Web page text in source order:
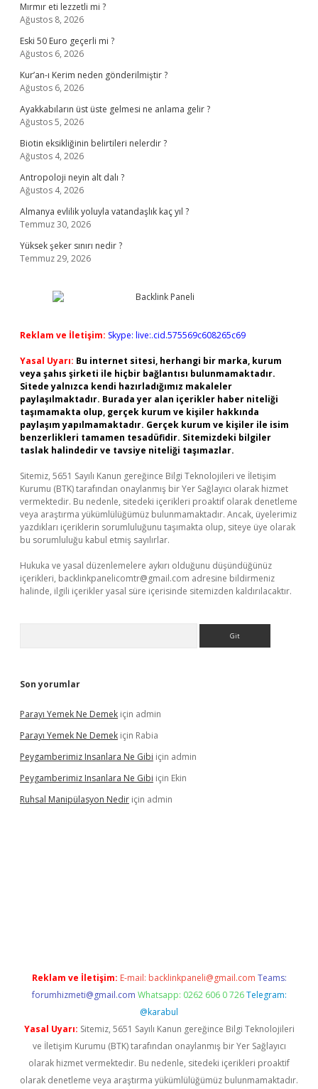
Mırmır eti lezzetli mi ?
Ağustos 8, 2026
Eski 50 Euro geçerli mi ?
Ağustos 6, 2026
Kur’an-ı Kerim neden gönderilmiştir ?
Ağustos 6, 2026
Ayakkabıların üst üste gelmesi ne anlama gelir ?
Ağustos 5, 2026
Biotin eksikliğinin belirtileri nelerdir ?
Ağustos 4, 2026
Antropoloji neyin alt dalı ?
Ağustos 4, 2026
Almanya evlilik yoluyla vatandaşlık kaç yıl ?
Temmuz 30, 2026
Yüksek şeker sınırı nedir ?
Temmuz 29, 2026
Reklam ve İletişim: Skype: live:.cid.575569c608265c69
Yasal Uyarı: Bu internet sitesi, herhangi bir marka, kurum
veya şahıs şirketi ile hiçbir bağlantısı bulunmamaktadır.
Sitede yalnızca kendi hazırladığımız makaleler
paylaşılmaktadır. Burada yer alan içerikler haber niteliği
taşımamakta olup, gerçek kurum ve kişiler hakkında
paylaşım yapılmamaktadır. Gerçek kurum ve kişiler ile isim
benzerlikleri tamamen tesadüfidir. Sitemizdeki bilgiler
taslak halindedir ve tavsiye niteliği taşımazlar.
Sitemiz, 5651 Sayılı Kanun gereğince Bilgi Teknolojileri ve İletişim
Kurumu (BTK) tarafından onaylanmış bir Yer Sağlayıcı olarak hizmet
vermektedir. Bu nedenle, sitedeki içerikleri proaktif olarak denetleme
veya araştırma yükümlülüğümüz bulunmamaktadır. Ancak, üyelerimiz
yazdıkları içeriklerin sorumluluğunu taşımakta olup, siteye üye olarak
bu sorumluluğu kabul etmiş sayılırlar.
Hukuka ve yasal düzenlemelere aykırı olduğunu düşündüğünüz
içerikleri, backlinkpanelicomtr@gmail.com adresine bildirmeniz
halinde, ilgili içerikler yasal süre içerisinde sitemizden kaldırılacaktır.
Son yorumlar
Parayı Yemek Ne Demek için admin
Parayı Yemek Ne Demek için Rabia
Peygamberimiz Insanlara Ne Gibi için admin
Peygamberimiz Insanlara Ne Gibi için Ekin
Ruhsal Manipülasyon Nedir için admin
Reklam ve İletişim: E-mail: backlinkpaneli@gmail.com Teams:
forumhizmeti@gmail.com Whatsapp: 0262 606 0 726 Telegram:
@karabul
Yasal Uyarı: Sitemiz, 5651 Sayılı Kanun gereğince Bilgi Teknolojileri
ve İletişim Kurumu (BTK) tarafından onaylanmış bir Yer Sağlayıcı
olarak hizmet vermektedir. Bu nedenle, sitedeki içerikleri proaktif
olarak denetleme veya araştırma yükümlülüğümüz bulunmamaktadır.